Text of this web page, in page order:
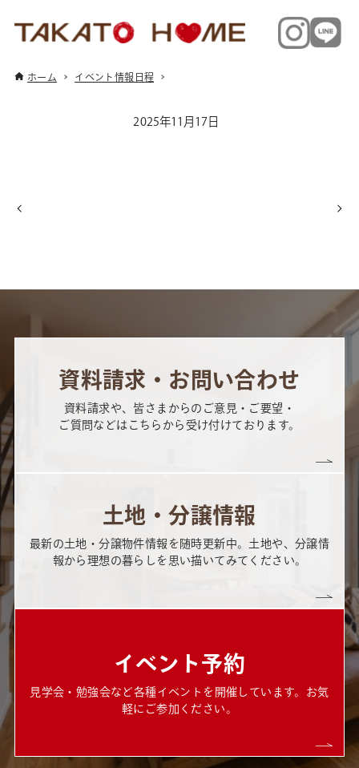
ホーム イベント情報日程
2025年11月17日
資料請求・お問い合わせ
資料請求や、皆さまからのご意見・ご要望・
ご質問などはこちらから受け付けております。
土地・分譲情報
最新の土地・分譲物件情報を随時更新中。土地や、分譲情
報から理想の暮らしを思い描いてみてください。
イベント予約
見学会・勉強会など各種イベントを開催しています。お気
軽にご参加ください。